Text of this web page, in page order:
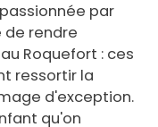
par
de rendre
Roquefort : ces
ressortir la
d'exception.
qu'on